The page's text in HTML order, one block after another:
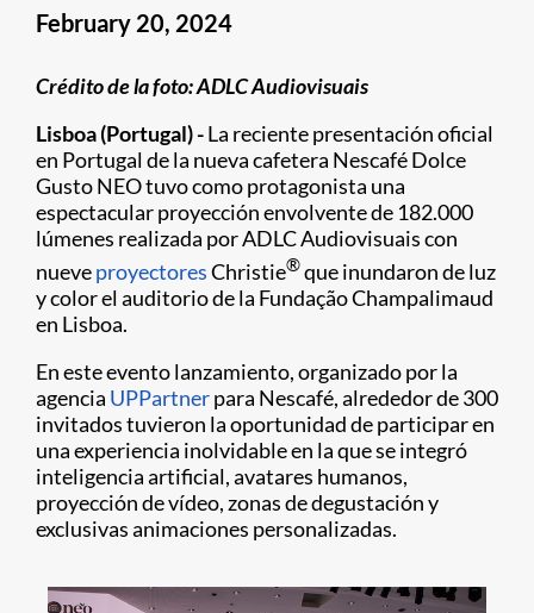
February 20, 2024
Crédito de la foto: ADLC Audiovisuais
Lisboa (Portugal) -La reciente presentación oficial
en Portugal de la nueva cafetera Nescafé Dolce
Gusto NEO tuvo como protagonista una
espectacular proyección envolvente de 182.000
lúmenes realizada por ADLC Audiovisuais con
nueveproyectoresChristie®que inundaron de luz
y color el auditorio de la Fundação Champalimaud
en Lisboa.
En este evento lanzamiento, organizado por la
agencia UPPartnerpara Nescafé, alrededor de 300
invitados tuvieron la oportunidad de participar en
una experiencia inolvidable en la que se integró
inteligencia artificial, avatares humanos,
proyección de vídeo, zonas de degustación y
exclusivas animaciones personalizadas.